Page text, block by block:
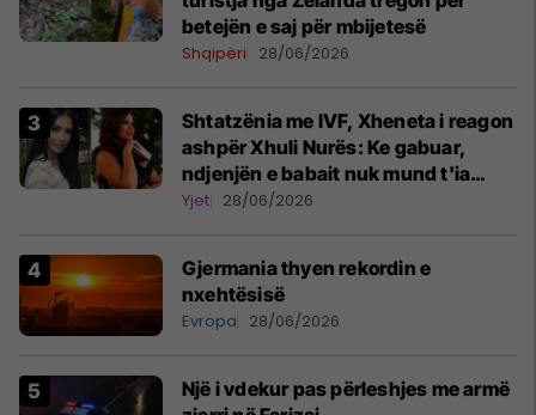
betejën e saj për mbijetesë
Shqipëri 28/06/2026
Shtatzënia me IVF, Xheneta i reagon
ashpër Xhuli Nurës: Ke gabuar,
ndjenjën e babait nuk mund t'ia
plotësosh kurrë
Yjet 28/06/2026
Gjermania thyen rekordin e
nxehtësisë
Evropa 28/06/2026
Një i vdekur pas përleshjes me armë